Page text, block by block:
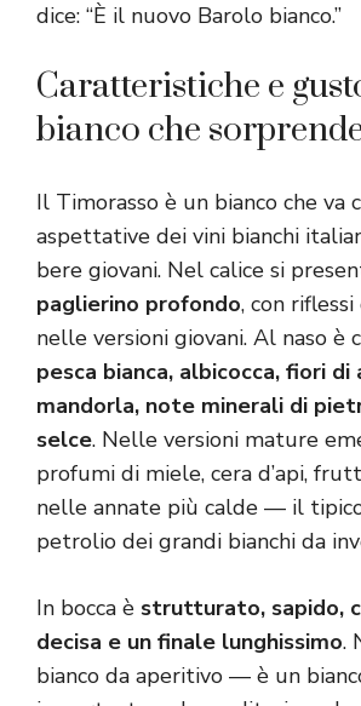
dice: “È il nuovo Barolo bianco.”
Caratteristiche e
bianco che
Il Timorasso è un bianco che va
aspettative dei vini bianchi
bere giovani. Nel calice si
paglierino profondo, con
nelle versioni giovani. Al naso è
pesca bianca, albicocca, fiori di
mandorla, note minerali di
selce. Nelle versioni mature
profumi di miele, cera d’api,
nelle annate più calde — il
petrolio dei grandi bianchi da
In bocca è strutturato, sapido,
decisa e un finale lunghissimo.
bianco da aperitivo — è un